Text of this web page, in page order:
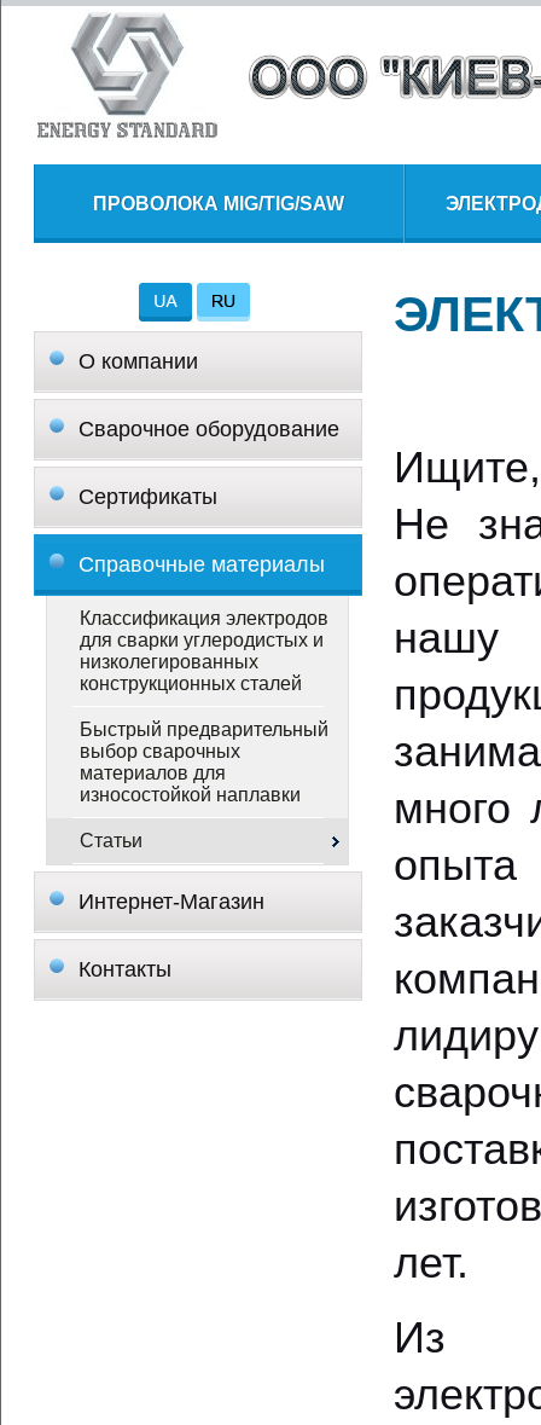
ПРОВОЛОКА MIG/TIG/SAW
О компании
Сварочное оборудование
Сертификаты
Справочные материалы
Классификация электродов
для сварки углеродистых и
низколегированных
конструкционных сталей
Быстрый предварительный
выбор сварочных
материалов для
износостойкой наплавки
Статьи
Интернет-Магазин
Контакты
Не
нашу
много
лет.
Из